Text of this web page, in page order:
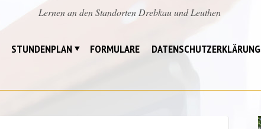
Lernen an den Standorten Drebkau und Leuthen
STUNDENPLAN FORMULARE DATENSCHUTZERKLÄRUNG